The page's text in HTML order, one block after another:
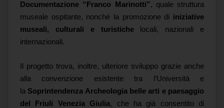
Documentazione “Franco Marinotti”, quale struttura
museale ospitante, nonché la promozione di iniziative
museali, culturali e turistichelocali, nazionali e
internazionali.
Il progetto trova, inoltre, ulteriore sviluppo grazie anche
alla convenzione esistente tra l’Università e
la Soprintendenza Archeologia belle arti e paesaggio
del Friuli Venezia Giulia, che ha già consentito di